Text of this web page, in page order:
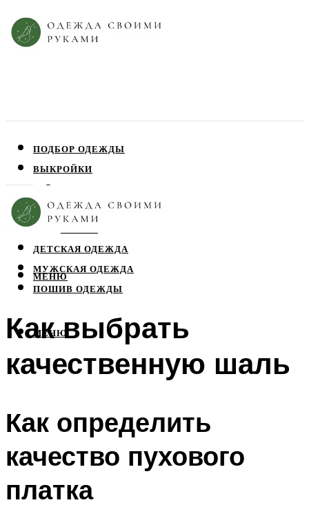
ПОДБОР ОДЕЖДЫ
ВЫКРОЙКИ
ЮБКИ
ДЕТСКАЯ ОДЕЖДА
МУЖСКАЯ ОДЕЖДА
ПОШИВ ОДЕЖДЫ
МЕНЮ
МЕНЮ
Как выбрать
качественную шаль
Как определить
качество пухового
платка